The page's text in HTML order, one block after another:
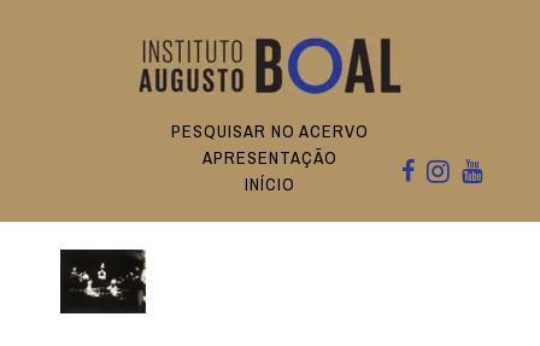
PESQUISAR NO ACERVO
APRESENTAÇÃO
INÍCIO